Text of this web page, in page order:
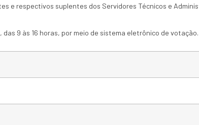
e respectivos suplentes dos Servidores Técnicos e
9 às 16 horas, por meio de sistema eletrônico de votação.